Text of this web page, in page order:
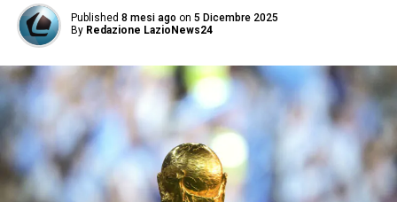
Published 8 mesi ago on 5 Dicembre 2025
By Redazione LazioNews24